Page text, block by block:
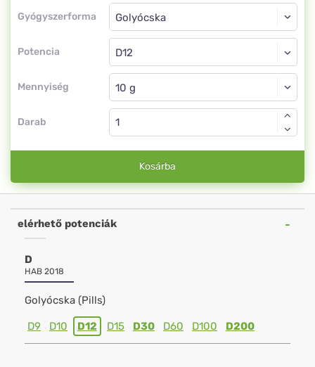
Gyógyszerforma
Gyógyszerforma
Potencia
Golyócska
D12
Mennyiség
Golyócska
Darab
Kosárba
elérhető potenciák
D
HAB 2018
Golyócska (Pills)
D9 D10 D12 D15 D30 D60 D100 D200